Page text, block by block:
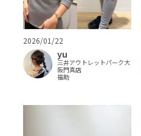
2026/01/22
yu
三井アウトレットパーク大
阪門真店
福助